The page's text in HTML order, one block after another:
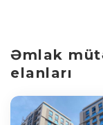
Əmlak
elanları